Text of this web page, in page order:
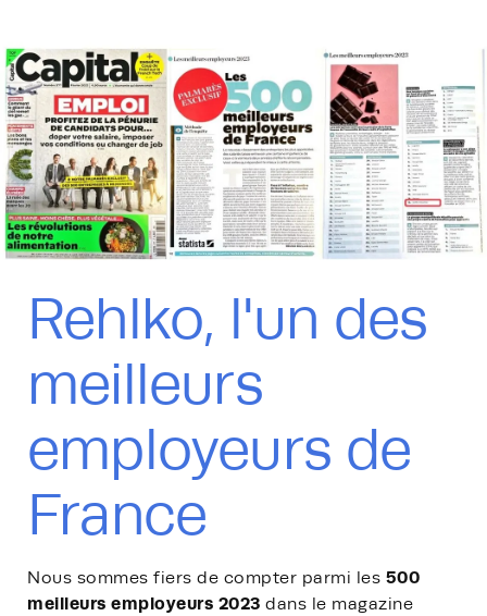
Rehlko, l'un des
meilleurs
employeurs de
France
Nous sommes fiers de compter parmi les 500
meilleurs employeurs 2023 dans le magazine